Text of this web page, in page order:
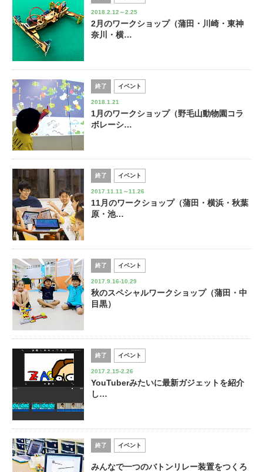
2018.2.12～2.25
2月のワークショップ（蒲田・川崎・東神
奈川・横…
終了 イベント
2018.1.21
1月のワークショップ（野毛山動物園コラ
ボレーシ…
終了 イベント
2017.11.11～11.26
11月のワークショップ（蒲田・横浜・秋葉
原・池…
終了 イベント
2017.9.16-10.29
秋のスペシャルワークショップ（蒲田・中
目黒）
終了 イベント
2017.2.15-2.26
YouTuberみたいに最新ガジェットを紹介
し…
終了 イベント
みんなで一つのバトンリレー装置をつくろ